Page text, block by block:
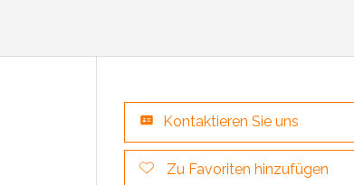
Kontaktieren Sie uns
Zu Favoriten hinzufügen